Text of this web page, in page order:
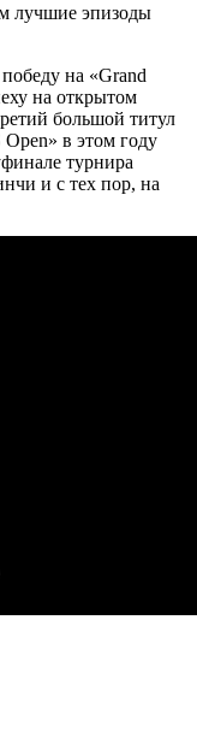
лучшие эпизоды
на «Grand
на открытом
большой титул
в этом году
турнира
и с тех пор, на